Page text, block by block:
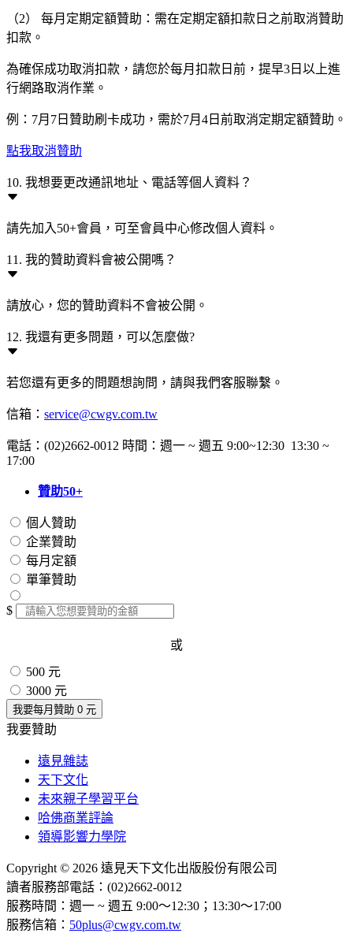
（2） 每月定期定額贊助：需在定期定額扣款日之前取消贊助
扣款。
為確保成功取消扣款，請您於每月扣款日前，提早3日以上進
行網路取消作業。
例：7月7日贊助刷卡成功，需於7月4日前取消定期定額贊助。
點我取消贊助
10. 我想要更改通訊地址、電話等個人資料？
請先加入50+會員，可至會員中心修改個人資料。
11. 我的贊助資料會被公開嗎？
請放心，您的贊助資料不會被公開。
12. 我還有更多問題，可以怎麼做?
若您還有更多的問題想詢問，請與我們客服聯繫。
信箱： service@cwgv.com.tw
電話：(02)2662-0012 時間：週一 ~ 週五 9:00~12:30 13:30 ~
17:00
贊助50+
個人贊助
企業贊助
每月定額
單筆贊助
$
或
500 元
3000 元
我要每月贊助 0 元
我要贊助
遠見雜誌
天下文化
未來親子學習平台
哈佛商業評論
領導影響力學院
Copyright © 2026 遠見天下文化出版股份有限公司
讀者服務部電話：(02)2662-0012
服務時間：週一 ~ 週五 9:00～12:30；13:30～17:00
服務信箱： 50plus@cwgv.com.tw